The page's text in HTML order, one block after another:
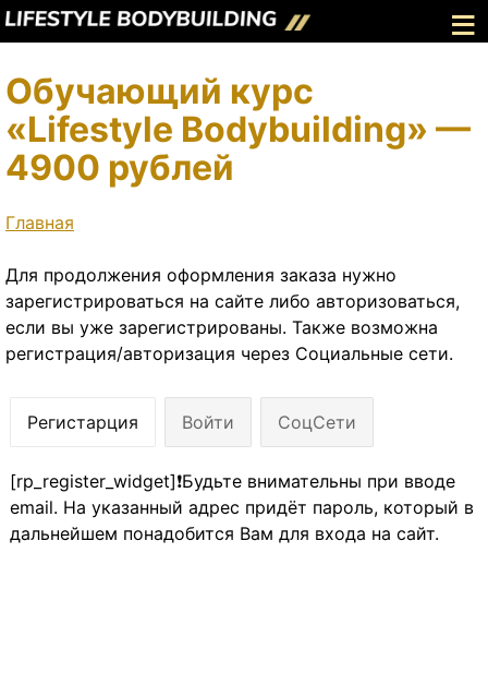
≡
Обучающий курс
«Lifestyle Bodybuilding» —
4900 рублей
Главная
Для продолжения оформления заказа нужно
зарегистрироваться на сайте либо авторизоваться,
если вы уже зарегистрированы. Также возможна
регистрация/авторизация через Социальные сети.
Регистарция Войти СоцСети
[rp_register_widget]❗Будьте внимательны при вводе
email. На указанный адрес придёт пароль, который в
дальнейшем понадобится Вам для входа на сайт.